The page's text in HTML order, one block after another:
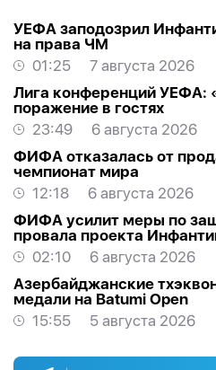
УЕФА заподозрил
на права ЧМ
01:25
7 августа 2026
Лига конференций УЕФА:
поражение в гостях
23:49
6 августа 2026
ФИФА отказалась от
чемпионат мира
12:18
6 августа 2026
ФИФА усилит меры по
провала проекта
02:10
6 августа 2026
Азербайджанские
медали на Batumi Open
15:55
5 августа 2026